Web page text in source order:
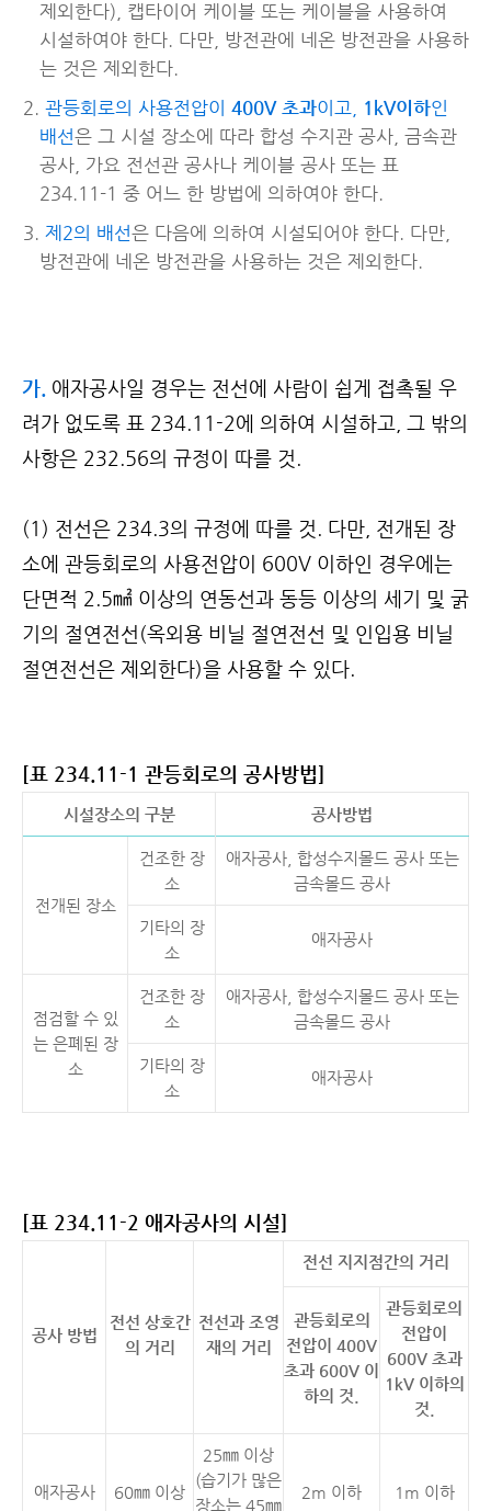
제외한다), 캡타이어 케이블 또는 케이블을 사용하여
시설하여야 한다. 다만, 방전관에 네온 방전관을 사용하
는 것은 제외한다.
관등회로의 사용전압이 400V 초과이고, 1kV이하인
배선은 그 시설 장소에 따라 합성 수지관 공사, 금속관
공사, 가요 전선관 공사나 케이블 공사 또는 표
234.11-1 중 어느 한 방법에 의하여야 한다.
제2의 배선은 다음에 의하여 시설되어야 한다. 다만,
방전관에 네온 방전관을 사용하는 것은 제외한다.
가. 애자공사일 경우는 전선에 사람이 쉽게 접촉될 우
려가 없도록 표 234.11-2에 의하여 시설하고, 그 밖의
사항은 232.56의 규정이 따를 것.
(1) 전선은 234.3의 규정에 따를 것. 다만, 전개된 장
소에 관등회로의 사용전압이 600V 이하인 경우에는
단면적 2.5㎟ 이상의 연동선과 동등 이상의 세기 및 굵
기의 절연전선(옥외용 비닐 절연전선 및 인입용 비닐
절연전선은 제외한다)을 사용할 수 있다.
[표 234.11-1 관등회로의 공사방법]
시설장소의 구분 공사방법
전개된 장소
건조한 장
소
애자공사, 합성수지몰드 공사 또는
금속몰드 공사
기타의 장
소
애자공사
점검할 수 있
는 은폐된 장
소
건조한 장
소
애자공사, 합성수지몰드 공사 또는
금속몰드 공사
기타의 장
소
애자공사
[표 234.11-2 애자공사의 시설]
공사 방법
전선 상호간
의 거리
전선과 조영
재의 거리
전선 지지점간의 거리
관등회로의
전압이 400V
초과 600V 이
하의 것.
관등회로의
전압이
600V 초과
1kV 이하의
것.
애자공사 60㎜ 이상
25㎜ 이상
(습기가 많은
장소는 45㎜
2m 이하 1m 이하